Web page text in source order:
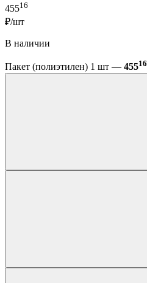
45516
₽/шт
В наличии
Пакет (полиэтилен) 1 шт — 45516